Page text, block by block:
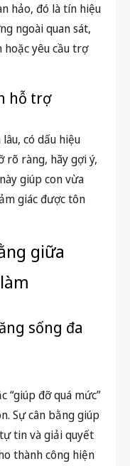
hảo, đó là tín hiệu
ngoài quan sát,
yêu cầu trợ
hỗ trợ
có dấu hiệu
rõ ràng, hãy gợi ý,
giúp con vừa
giác được tôn
giữa
sống đa
“giúp đỡ quá mức”
Sự cân bằng giúp
tin và giải quyết
thành công hiện